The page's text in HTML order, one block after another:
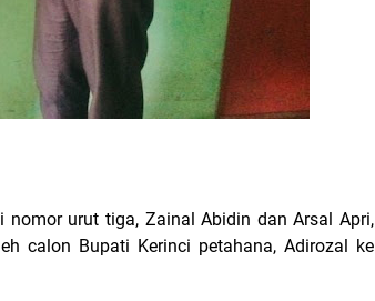
urut tiga, Zainal Abidin dan Arsal Apri,
calon Bupati Kerinci petahana, Adirozal ke